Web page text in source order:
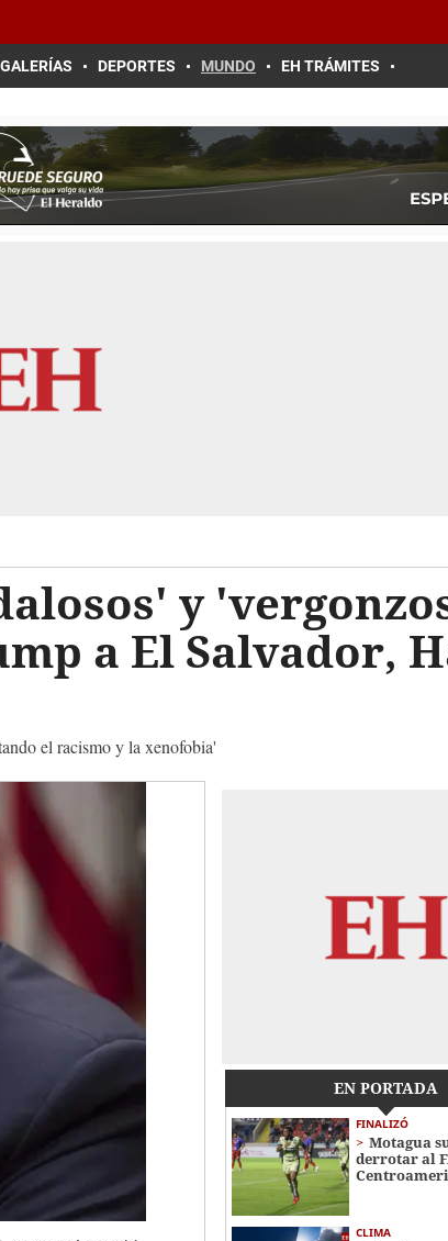
DEPORTES MUNDO EH TRÁMITES
y
a El Salvador,
el racismo y la xenofobia'
EN PORTADA
FINALIZÓ
Motagua
derrotar al
CLIMA